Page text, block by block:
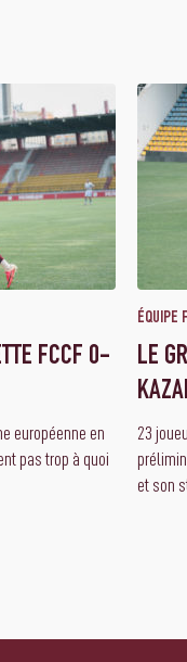
FCCF 0-
européenne en
pas trop à quoi
ÉQUIPE
LE
23
et son